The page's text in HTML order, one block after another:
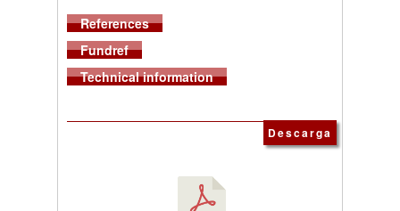
References
Fundref
Technical information
Descarga